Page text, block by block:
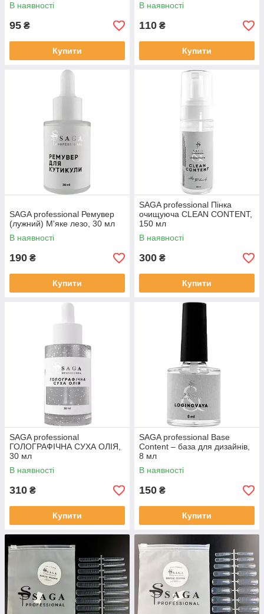
В наявності
95 ₴
Купити
В наявності
110 ₴
Купити
SAGA professional Ремувер
(лужний) М'яке лезо, 30 мл
В наявності
190 ₴
Купити
SAGA professional Пінка
очищуюча CLEAN CONTENT,
150 мл
В наявності
300 ₴
Купити
SAGA professional
ГОЛОГРАФІЧНА СУХА ОЛІЯ,
30 мл
В наявності
310 ₴
Купити
SAGA professional Base
Content – ​​база для дизайнів,
8 мл
В наявності
150 ₴
Купити